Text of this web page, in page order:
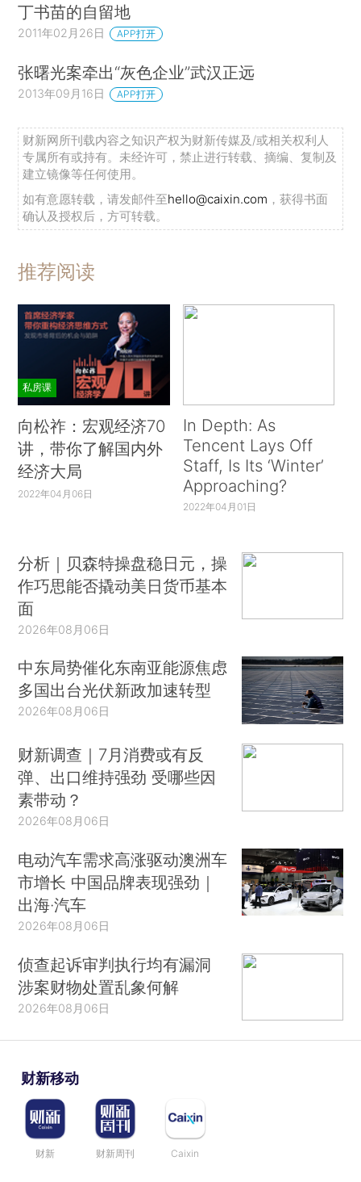
丁书苗的自留地
2011年02月26日 APP打开
张曙光案牵出“灰色企业”武汉正远
2013年09月16日 APP打开
财新网所刊载内容之知识产权为财新传媒及/或相关权利人
专属所有或持有。未经许可，禁止进行转载、摘编、复制及
建立镜像等任何使用。
如有意愿转载，请发邮件至hello@caixin.com ，获得书面
确认及授权后，方可转载。
推荐阅读
私房课
向松祚：宏观经济70
讲，带你了解国内外
经济大局
2022年04月06日
In Depth: As
Tencent Lays Off
Staff, Is Its ‘Winter’
Approaching?
2022年04月01日
分析｜贝森特操盘稳日元，操
作巧思能否撬动美日货币基本
面
2026年08月06日
中东局势催化东南亚能源焦虑
多国出台光伏新政加速转型
2026年08月06日
财新调查｜7月消费或有反
弹、出口维持强劲 受哪些因
素带动？
2026年08月06日
电动汽车需求高涨驱动澳洲车
市增长 中国品牌表现强劲｜
出海·汽车
2026年08月06日
侦查起诉审判执行均有漏洞
涉案财物处置乱象何解
2026年08月06日
财新移动
财新 财新周刊 Caixin